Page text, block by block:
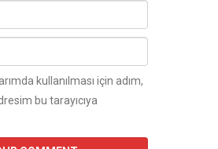
kullanılması için adım,
bu tarayıcıya